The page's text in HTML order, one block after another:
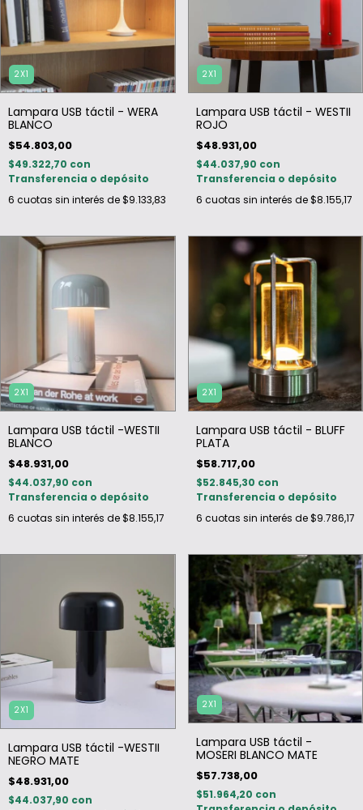
2X1
Lampara USB táctil - WERA
BLANCO
$54.803,00
$49.322,70 con
Transferencia o depósito
6 cuotas sin interés de$9.133,83
2X1
Lampara USB táctil - WESTII
ROJO
$48.931,00
$44.037,90 con
Transferencia o depósito
6 cuotas sin interés de$8.155,17
2X1
Lampara USB táctil -WESTII
BLANCO
$48.931,00
$44.037,90 con
Transferencia o depósito
6 cuotas sin interés de$8.155,17
2X1
Lampara USB táctil - BLUFF
PLATA
$58.717,00
$52.845,30 con
Transferencia o depósito
6 cuotas sin interés de$9.786,17
2X1
Lampara USB táctil -WESTII
NEGRO MATE
$48.931,00
$44.037,90 con
2X1
Lampara USB táctil -
MOSERI BLANCO MATE
$57.738,00
$51.964,20 con